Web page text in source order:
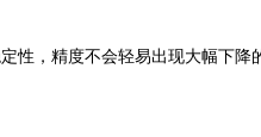
，精度不会轻易出现大幅下降